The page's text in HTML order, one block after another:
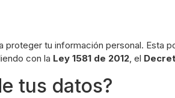
tu información personal.
con la Ley 1581 de 2012, el
tus datos?